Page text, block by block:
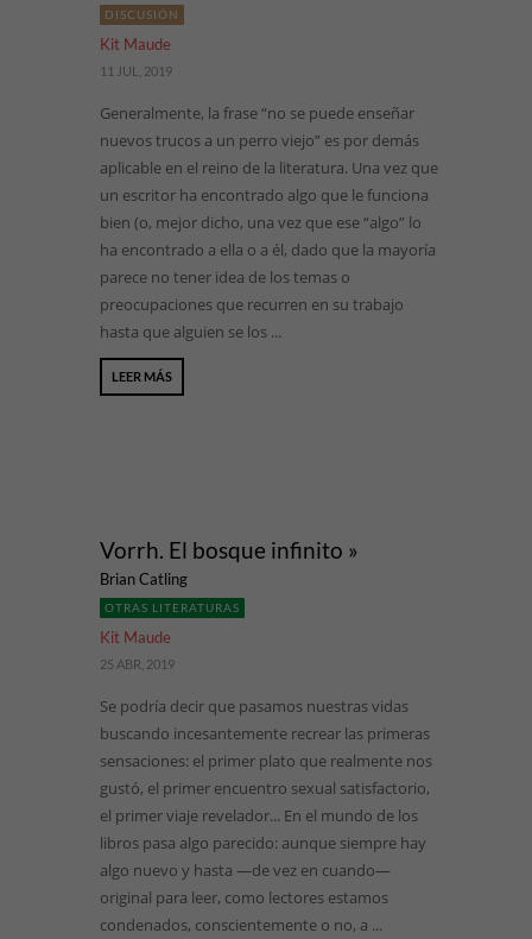
DISCUSIÓN
Kit Maude
11 JUL, 2019
Generalmente, la frase “no se puede enseñar
nuevos trucos a un perro viejo” es por demás
aplicable en el reino de la literatura. Una vez que
un escritor ha encontrado algo que le funciona
bien (o, mejor dicho, una vez que ese “algo” lo
ha encontrado a ella o a él, dado que la mayoría
parece no tener idea de los temas o
preocupaciones que recurren en su trabajo
hasta que alguien se los ...
LEER MÁS
Vorrh. El bosque infinito »
Brian Catling
OTRAS LITERATURAS
Kit Maude
25 ABR, 2019
Se podría decir que pasamos nuestras vidas
buscando incesantemente recrear las primeras
sensaciones: el primer plato que realmente nos
gustó, el primer encuentro sexual satisfactorio,
el primer viaje revelador... En el mundo de los
libros pasa algo parecido: aunque siempre hay
algo nuevo y hasta —de vez en cuando—
original para leer, como lectores estamos
condenados, conscientemente o no, a ...